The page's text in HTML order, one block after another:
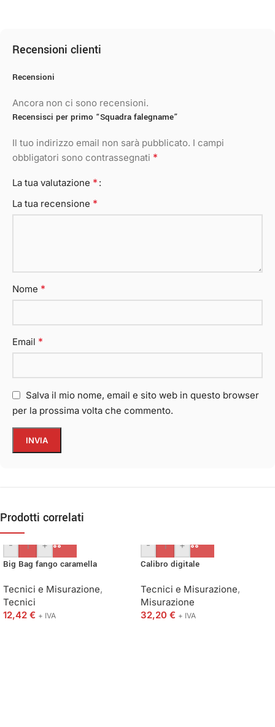
Recensioni clienti
Recensioni
Ancora non ci sono recensioni.
Recensisci per primo “Squadra falegname”
Il tuo indirizzo email non sarà pubblicato. I campi
obbligatori sono contrassegnati *
La tua valutazione *
La tua recensione *
Nome *
Email *
Salva il mio nome, email e sito web in questo browser
per la prossima volta che commento.
Prodotti correlati
-
+
Big Bag fango caramella
Tecnici e Misurazione,
Tecnici
12,42 € + IVA
-
+
Calibro digitale
Tecnici e Misurazione,
Misurazione
32,20 € + IVA